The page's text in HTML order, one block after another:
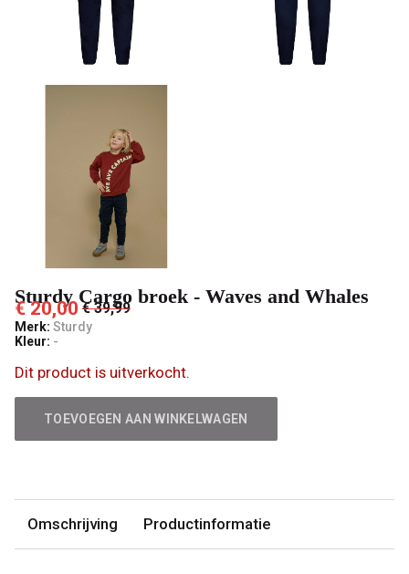
Waves
Whales
Pashuiske
Sturdy Cargo broek - Waves and Whales
€ 20,00 € 39,99
Merk: Sturdy
Kleur: -
Dit product is uitverkocht.
TOEVOEGEN AAN WINKELWAGEN
Omschrijving Productinformatie